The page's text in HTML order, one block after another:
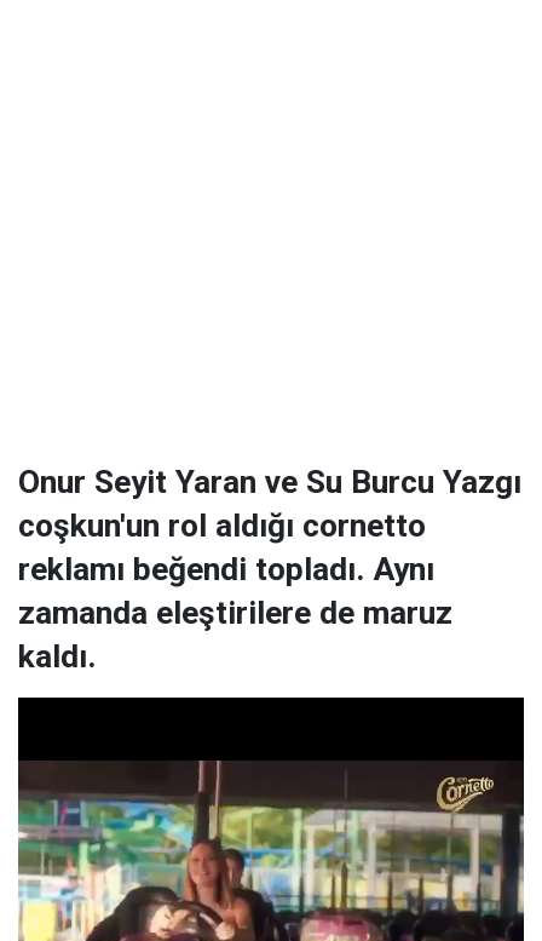
Onur Seyit Yaran ve Su Burcu Yazgı
coşkun'un rol aldığı cornetto
reklamı beğendi topladı. Aynı
zamanda eleştirilere de maruz
kaldı.